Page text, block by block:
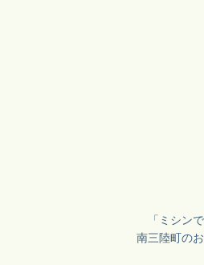
「ミシンで
南三陸町の